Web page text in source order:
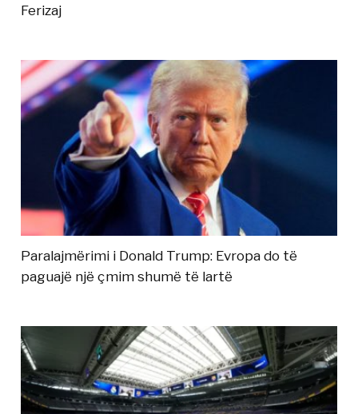
Ferizaj
Paralajmërimi i Donald Trump: Evropa do të
paguajë një çmim shumë të lartë